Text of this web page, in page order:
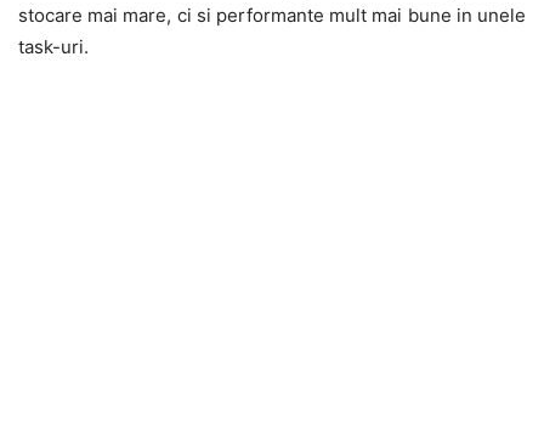
stocare mai mare, ci si performante mult mai bune in unele
task-uri.